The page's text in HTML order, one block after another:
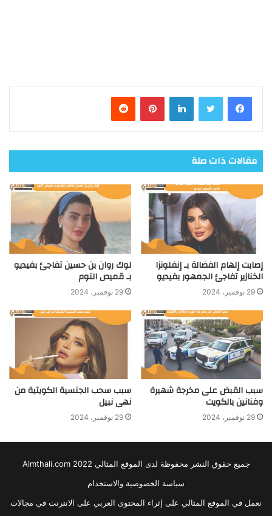
فيسبوك تويتر لينكدإن بينتيريست
مقالات ذات صلة
إصابت إلهام الفضالة بـ إنفلونزا
الخنازير تفاجئ الجمهور بفيديو
29 نوفمبر، 2024
لوك روان بن حسين تفاجئ بفيديو
بـ قميص النوم
29 نوفمبر، 2024
سبب القبض على مخرجة شهيرة
وفنانين بالكويت
29 نوفمبر، 2024
سبب سحب الجنسية الكويتية من
نهى نبيل
29 نوفمبر، 2024
جميع حقوق النشر محفوظة لدى الموقع المثالي 2022 Almthali.com
سياسة الخصوصية والاستخدام
نعمل في الموقع المثالي على إثراء المحتوى العربي على الانترنت في مجالات